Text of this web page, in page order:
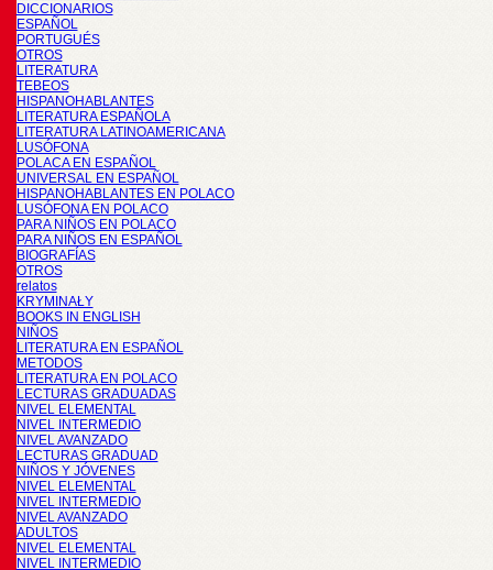
DICCIONARIOS
ESPAÑOL
PORTUGUÉS
OTROS
LITERATURA
TEBEOS
HISPANOHABLANTES
LITERATURA ESPAÑOLA
LITERATURA LATINOAMERICANA
LUSÓFONA
POLACA EN ESPAÑOL
UNIVERSAL EN ESPAÑOL
HISPANOHABLANTES EN POLACO
LUSÓFONA EN POLACO
PARA NIÑOS EN POLACO
PARA NIÑOS EN ESPAÑOL
BIOGRAFÍAS
OTROS
relatos
KRYMINAŁY
BOOKS IN ENGLISH
NIÑOS
LITERATURA EN ESPAÑOL
METODOS
LITERATURA EN POLACO
LECTURAS GRADUADAS
NIVEL ELEMENTAL
NIVEL INTERMEDIO
NIVEL AVANZADO
LECTURAS GRADUAD
NIÑOS Y JÓVENES
NIVEL ELEMENTAL
NIVEL INTERMEDIO
NIVEL AVANZADO
ADULTOS
NIVEL ELEMENTAL
NIVEL INTERMEDIO